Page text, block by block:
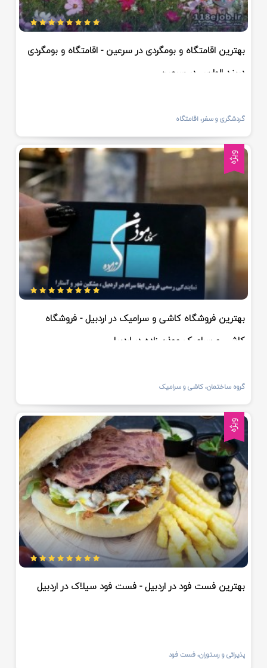
بهترین اقامتگاه و بومگردی در سرعین - اقامتگاه و بومگردی
دربند الوارس در سرعین
گردشگری و سفر، اقامتگاه
ویژه
بهترین فروشگاه کاشی و سرامیک در اردبیل - فروشگاه
کاشی و سرامیک موذن زاده در اردبیل
گروه ساختمان، کاشی و سرامیک
ویژه
بهترین فست فود در اردبیل - فست فود سیلاک در اردبیل
پذیرائی و رستوران، فست فود